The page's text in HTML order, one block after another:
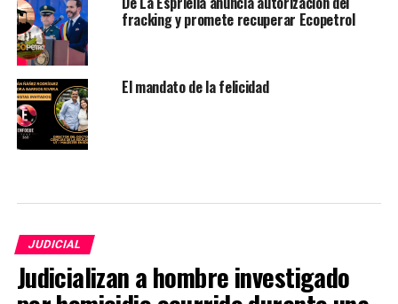
fracking y promete recuperar Ecopetrol
El mandato de la felicidad
JUDICIAL
Judicializan a hombre investigado